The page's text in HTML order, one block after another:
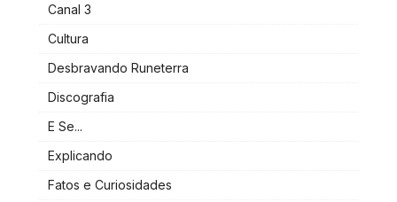
Canal 3
Cultura
Desbravando Runeterra
Discografia
E Se...
Explicando
Fatos e Curiosidades